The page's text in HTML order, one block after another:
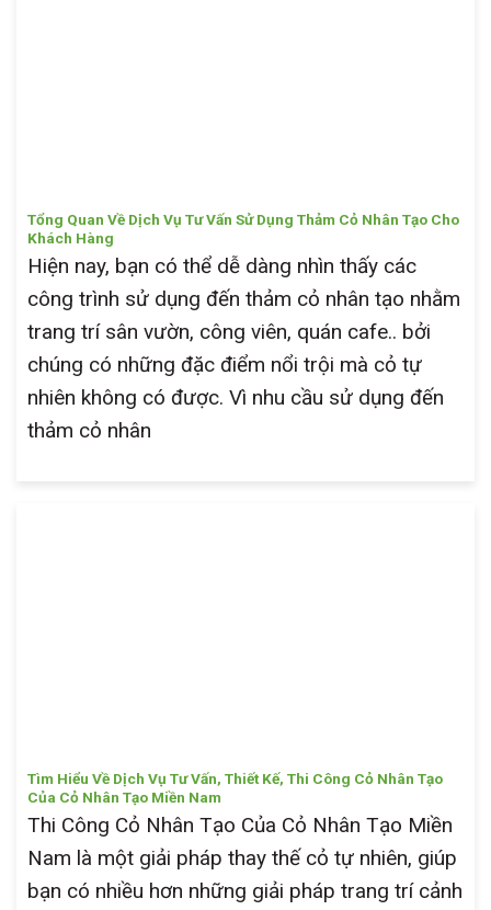
Tổng Quan Về Dịch Vụ Tư Vấn Sử Dụng Thảm Cỏ Nhân Tạo Cho
Khách Hàng
Hiện nay, bạn có thể dễ dàng nhìn thấy các
công trình sử dụng đến thảm cỏ nhân tạo nhằm
trang trí sân vườn, công viên, quán cafe.. bởi
chúng có những đặc điểm nổi trội mà cỏ tự
nhiên không có được. Vì nhu cầu sử dụng đến
thảm cỏ nhân
Tìm Hiểu Về Dịch Vụ Tư Vấn, Thiết Kế, Thi Công Cỏ Nhân Tạo
Của Cỏ Nhân Tạo Miền Nam
Thi Công Cỏ Nhân Tạo Của Cỏ Nhân Tạo Miền
Nam là một giải pháp thay thế cỏ tự nhiên, giúp
bạn có nhiều hơn những giải pháp trang trí cảnh